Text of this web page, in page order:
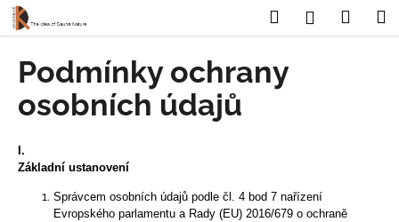
Přejít
na
obsah
HledatPřihlášení
Podmínky ochrany
osobních údajů
I.
Základní ustanovení
Správcem osobních údajů podle čl. 4 bod 7 nařízení
Evropského parlamentu a Rady (EU) 2016/679 o ochraně
K
o
C
o
p
o